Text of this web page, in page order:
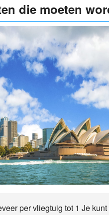
die moeten
per vliegtuig tot 1 Je